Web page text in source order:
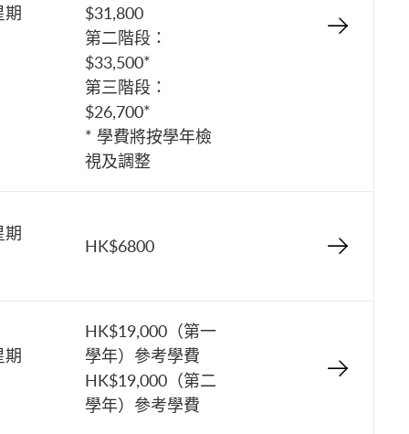
期
$31,800
第二階段：
$33,500*
第三階段：
$26,700*
* 學費將按學年檢
視及調整
期
HK$6800
期
HK$19,000（第一
學年）參考學費
HK$19,000（第二
學年）參考學費